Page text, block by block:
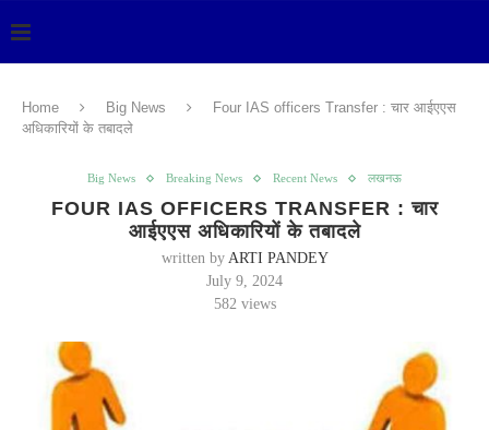
Home Big News
Four IAS officers Transfer : चार आईएएस
अधिकारियों के तबादले
Big News Breaking News Recent News लखनऊ
FOUR IAS OFFICERS TRANSFER : चार
आईएएस अधिकारियों के तबादले
written by ARTI PANDEY
July 9, 2024
582views